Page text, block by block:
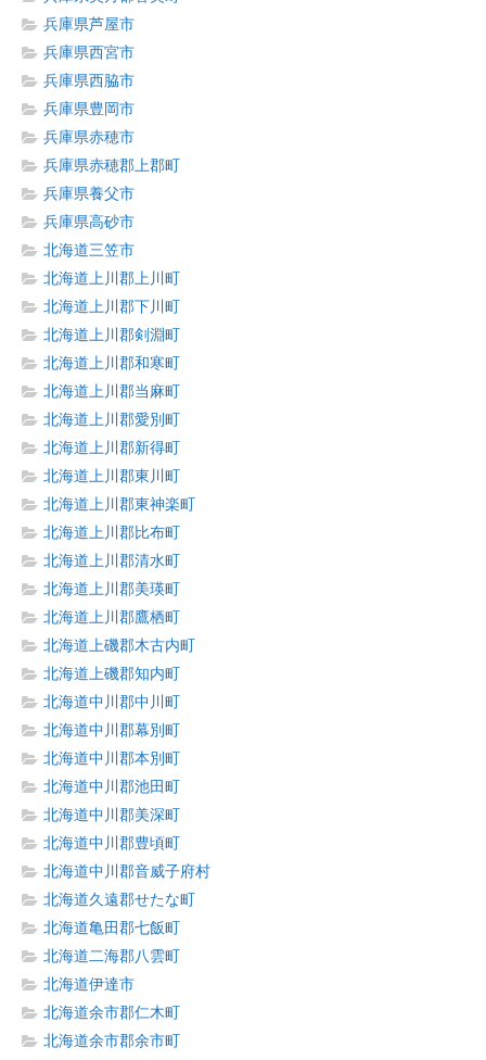
兵庫県芦屋市
兵庫県西宮市
兵庫県西脇市
兵庫県豊岡市
兵庫県赤穂市
兵庫県赤穂郡上郡町
兵庫県養父市
兵庫県高砂市
北海道三笠市
北海道上川郡上川町
北海道上川郡下川町
北海道上川郡剣淵町
北海道上川郡和寒町
北海道上川郡当麻町
北海道上川郡愛別町
北海道上川郡新得町
北海道上川郡東川町
北海道上川郡東神楽町
北海道上川郡比布町
北海道上川郡清水町
北海道上川郡美瑛町
北海道上川郡鷹栖町
北海道上磯郡木古内町
北海道上磯郡知内町
北海道中川郡中川町
北海道中川郡幕別町
北海道中川郡本別町
北海道中川郡池田町
北海道中川郡美深町
北海道中川郡豊頃町
北海道中川郡音威子府村
北海道久遠郡せたな町
北海道亀田郡七飯町
北海道二海郡八雲町
北海道伊達市
北海道余市郡仁木町
北海道余市郡余市町